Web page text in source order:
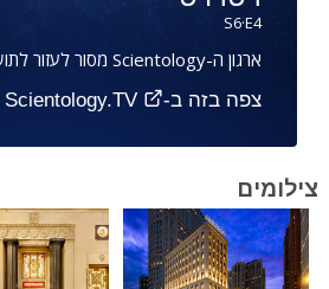
S6·E4
ארגון ה-Scientology מסור לעזור לתושבי דטרויט לפרוח.
צפה בזה ב-Scientology.TV
צילומים